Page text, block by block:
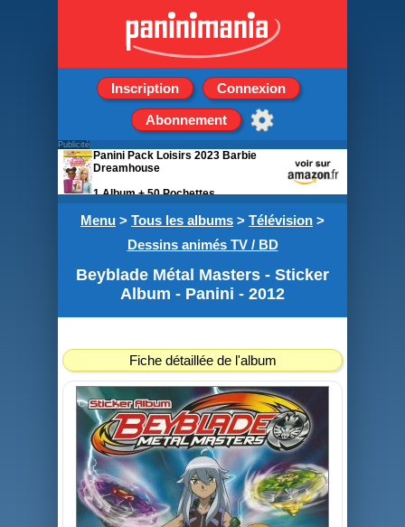
Inscription Connexion
Abonnement
Menu > Tous les albums > Télévision >
Dessins animés TV / BD
Beyblade Métal Masters - Sticker
Album - Panini - 2012
Fiche détaillée de l'album
Publicité
Panini Pack Loisirs 2023 Barbie
Dreamhouse
1 Album + 50 Pochettes